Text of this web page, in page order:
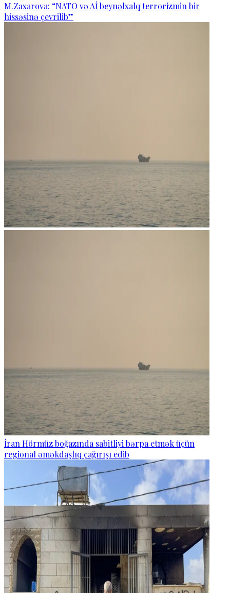
M.Zaxarova: “NATO və Aİ beynəlxalq terrorizmin bir
hissəsinə çevrilib”
İran Hörmüz boğazında sabitliyi bərpa etmək üçün
regional əməkdaşlıq çağırışı edib